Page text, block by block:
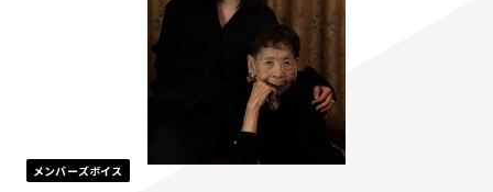
メンバーズボイス